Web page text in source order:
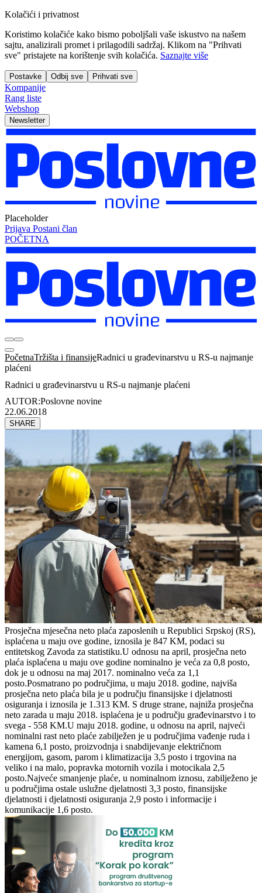
Kolačići i privatnost
Koristimo kolačiće kako bismo poboljšali vaše iskustvo na našem
sajtu, analizirali promet i prilagodili sadržaj. Klikom na "Prihvati
sve" pristajete na korištenje svih kolačića. Saznajte više
Postavke Odbij sve Prihvati sve
Kompanije
Rang liste
Webshop
Newsletter
Placeholder
Prijava Postani član
POČETNA
PočetnaTržišta i finansijeRadnici u građevinarstvu u RS-u najmanje
plaćeni
Radnici u građevinarstvu u RS-u najmanje plaćeni
AUTOR:Poslovne novine
22.06.2018
SHARE
Prosječna mjesečna neto plaća zaposlenih u Republici Srpskoj (RS),
isplaćena u maju ove godine, iznosila je 847 KM, podaci su
entitetskog Zavoda za statistiku.U odnosu na april, prosječna neto
plaća isplaćena u maju ove godine nominalno je veća za 0,8 posto,
dok je u odnosu na maj 2017. nominalno veća za 1,1
posto.Posmatrano po područjima, u maju 2018. godine, najviša
prosječna neto plaća bila je u području finansijske i djelatnosti
osiguranja i iznosila je 1.313 KM. S druge strane, najniža prosječna
neto zarada u maju 2018. isplaćena je u području građevinarstvo i to
svega - 558 KM.U maju 2018. godine, u odnosu na april, najveći
nominalni rast neto plaće zabilježen je u područjima vađenje ruda i
kamena 6,1 posto, proizvodnja i snabdijevanje električnom
energijom, gasom, parom i klimatizacija 3,5 posto i trgovina na
veliko i na malo, popravka motornih vozila i motocikala 2,5
posto.Najveće smanjenje plaće, u nominalnom iznosu, zabilježeno je
u područjima ostale uslužne djelatnosti 3,3 posto, finansijske
djelatnosti i djelatnosti osiguranja 2,9 posto i informacije i
komunikacije 1,6 posto.